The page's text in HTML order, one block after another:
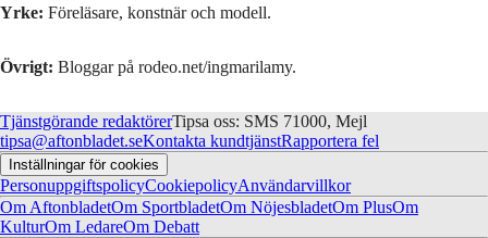
Yrke: Föreläsare, konstnär och modell.
Övrigt: Bloggar på rodeo.net/ingmarilamy.
Tjänstgörande redaktörerTipsa oss: SMS 71000, Mejl
tipsa@aftonbladet.seKontakta kundtjänstRapportera fel
Inställningar för cookies
PersonuppgiftspolicyCookiepolicyAnvändarvillkor
Om AftonbladetOm SportbladetOm NöjesbladetOm PlusOm
KulturOm LedareOm Debatt